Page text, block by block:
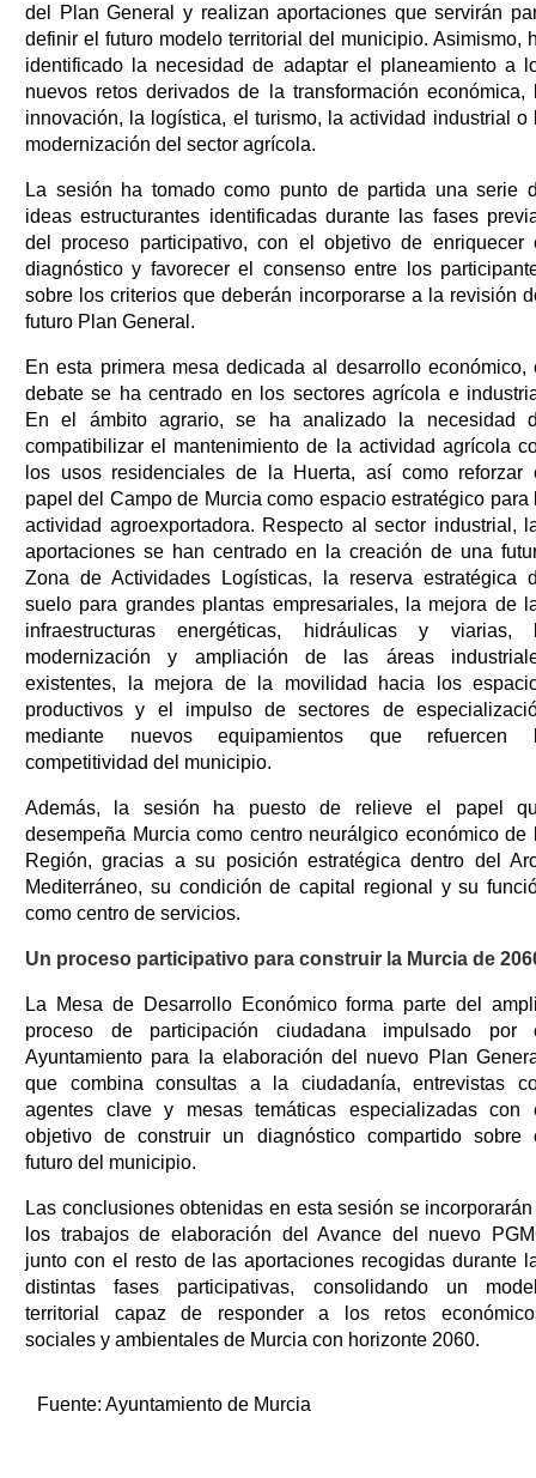
del Plan General y realizan aportaciones que servirán
definir el futuro modelo territorial del municipio. Asimismo,
identificado la necesidad de adaptar el planeamiento a
nuevos retos derivados de la transformación económica,
innovación, la logística, el turismo, la actividad industrial o
modernización del sector agrícola.
La sesión ha tomado como punto de partida una serie
ideas estructurantes identificadas durante las fases
del proceso participativo, con el objetivo de enriquecer
diagnóstico y favorecer el consenso entre los
sobre los criterios que deberán incorporarse a la revisión
futuro Plan General.
En esta primera mesa dedicada al desarrollo económico,
debate se ha centrado en los sectores agrícola e
En el ámbito agrario, se ha analizado la necesidad
compatibilizar el mantenimiento de la actividad agrícola
los usos residenciales de la Huerta, así como reforzar
papel del Campo de Murcia como espacio estratégico para
actividad agroexportadora. Respecto al sector industrial,
aportaciones se han centrado en la creación de una
Zona de Actividades Logísticas, la reserva estratégica
suelo para grandes plantas empresariales, la mejora de
infraestructuras energéticas, hidráulicas y viarias,
modernización y ampliación de las áreas
existentes, la mejora de la movilidad hacia los
productivos y el impulso de sectores de
mediante nuevos equipamientos que refuercen
competitividad del municipio.
Además, la sesión ha puesto de relieve el papel
desempeña Murcia como centro neurálgico económico de
Región, gracias a su posición estratégica dentro del
Mediterráneo, su condición de capital regional y su
como centro de servicios.
Un proceso participativo para construir la Murcia de
La Mesa de Desarrollo Económico forma parte del
proceso de participación ciudadana impulsado por
Ayuntamiento para la elaboración del nuevo Plan
que combina consultas a la ciudadanía, entrevistas
agentes clave y mesas temáticas especializadas con
objetivo de construir un diagnóstico compartido sobre
futuro del municipio.
Las conclusiones obtenidas en esta sesión se
los trabajos de elaboración del Avance del nuevo
junto con el resto de las aportaciones recogidas durante
distintas fases participativas, consolidando un
territorial capaz de responder a los retos
sociales y ambientales de Murcia con horizonte 2060.
Fuente: Ayuntamiento de Murcia